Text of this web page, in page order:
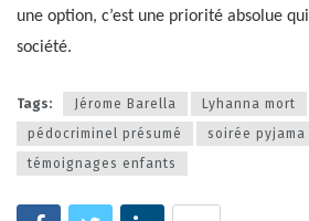
une option, c’est une priorité absolue
société.
Tags: Jérome Barella
Lyhanna mort
pédocriminel présumé
soirée pyjama
témoignages enfants